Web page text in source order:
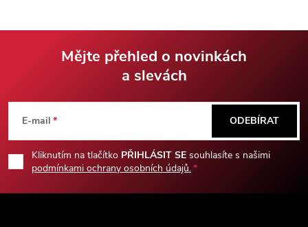
p
a
Mějte přehled o novinkách
a slevách
E-mail
Kliknutím na tlačítko PŘIHLÁSIT SE souhlasíte s našimi
podmínkami ochrany osobních údajů.
ODEBÍRAT